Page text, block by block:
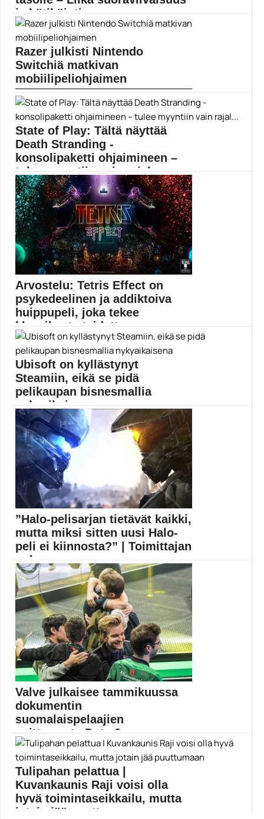
ja hätiköinti ...
Capcom jatkaa uusioversioiden parissa Resident Evil -
sarjan seuraavalla...
Peliarvostelut
Razer julkisti Nintendo
Switchiä matkivan
mobiilipeliohjaimen
Razer on esitellyt uuden Junglecat-nimisen
peliohjaimen, joka ottaa...
Mobiili
State of Play: Tältä näyttää
Death Stranding -
konsolipaketti ohjaimineen –
tulee myyntiin vain rajal...
Sony julkaisee Death Stranding -teemaisen
PlayStation 4 Pro...
Death Stranding
Arvostelu: Tetris Effect on
psykedeelinen ja addiktoiva
huippupeli, joka tekee
klassikosta taidetta
PlayStation 4:lle julkaistu Tetris Effect on huikea peli,...
klassikkopelit
Ubisoft on kyllästynyt
Steamiin, eikä se pidä
pelikaupan bisnesmallia
nykyaikaisena
Steam ei ole Ubisoftin mieleen, sillä pelikaupan
bisnesmalli...
epic games store
”Halo-pelisarjan tietävät kaikki,
mutta miksi sitten uusi Halo-
peli ei kiinnosta?” | Toimittajan
puh...
Halo on yksi pelimaailman suurimmista nimikkeistä,
mutta pöhinä...
Halo Infinite
Valve julkaisee tammikuussa
dokumentin
suomalaispelaajien
voittamasta Dota 2:n
maailmanmestaruudesta
Valve julkaisee 15. päivä tammikuuta Dota 2:n The...
Dota 2
Tulipahan pelattua |
Kuvankaunis Raji voisi olla
hyvä toimintaseikkailu, mutta
jotain jää puuttumaan